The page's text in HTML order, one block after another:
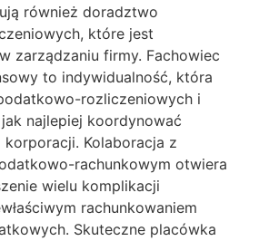
również doradztwo
które jest
zarządzaniu firmy. Fachowiec
to indywidualność, która
rozliczeniowych i
najlepiej koordynować
Kolaboracja z
rachunkowym otwiera
wielu komplikacji
rachunkowaniem
Skuteczne placówka